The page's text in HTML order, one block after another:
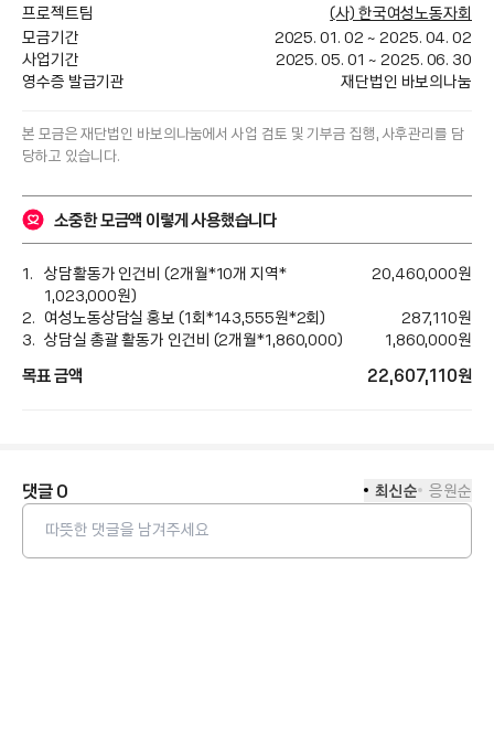
프로젝트팀
(사) 한국여성노동자회
모금기간
2025. 01. 02 ~ 2025. 04. 02
사업기간
2025. 05. 01 ~ 2025. 06. 30
영수증 발급기관
재단법인 바보의나눔
본 모금은 재단법인 바보의나눔에서 사업 검토 및 기부금 집행, 사후관리를 담
당하고 있습니다.
소중한 모금액 이렇게 사용했습니다
상담활동가 인건비 (2개월*10개 지역*
1,023,000원)
20,460,000원
여성노동상담실 홍보 (1회*143,555원*2회)
287,110원
상담실 총괄 활동가 인건비 (2개월*1,860,000)
1,860,000원
목표 금액 22,607,110원
댓글0 최신순 응원순